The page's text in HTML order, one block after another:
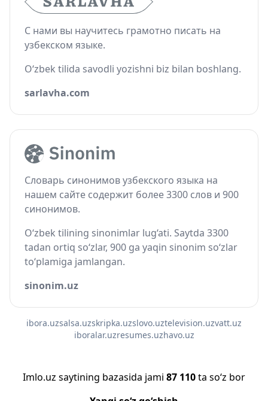
С нами вы научитесь грамотно писать на
узбекском языке.
O‘zbek tilida savodli yozishni biz bilan boshlang.
sarlavha.com
Словарь синонимов узбекского языка на
нашем сайте содержит более 3300 слов и 900
синонимов.
O‘zbek tilining sinonimlar lug‘ati. Saytda 3300
tadan ortiq so‘zlar, 900 ga yaqin sinonim so‘zlar
to‘plamiga jamlangan.
sinonim.uz
ibora.uzsalsa.uzskripka.uzslovo.uztelevision.uzvatt.uz
iboralar.uzresumes.uzhavo.uz
Imlo.uz saytining bazasida jami 87 110ta so‘z bor